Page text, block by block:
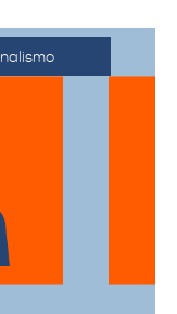
trayectoria
un
calidad.